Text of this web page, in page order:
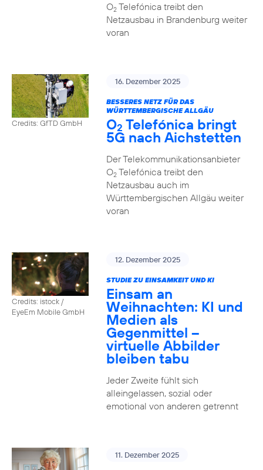
O2Telefónica treibt den
Netzausbau in Brandenburg weiter
voran
Credits: GfTD GmbH
16. Dezember 2025
BESSERES NETZ FÜR DAS
WÜRTTEMBERGISCHE ALLGÄU
O2 Telefónica bringt
5G nach Aichstetten
Der Telekommunikationsanbieter
O2Telefónica treibt den
Netzausbau auch im
Württembergischen Allgäu weiter
voran
Credits: istock /
EyeEm Mobile GmbH
12. Dezember 2025
STUDIE ZU EINSAMKEIT UND KI
Einsam an
Weihnachten: KI und
Medien als
Gegenmittel –
virtuelle Abbilder
bleiben tabu
Jeder Zweite fühlt sich
alleingelassen, sozial oder
emotional von anderen getrennt
11. Dezember 2025